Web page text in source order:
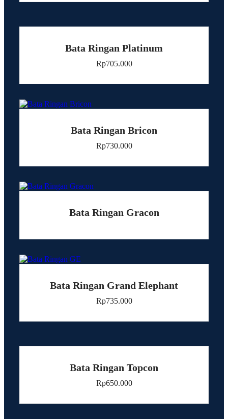
Bata Ringan Platinum
Rp705.000
Bata Ringan Bricon
Rp730.000
Bata Ringan Gracon
Bata Ringan Grand Elephant
Rp735.000
Bata Ringan Topcon
Rp650.000